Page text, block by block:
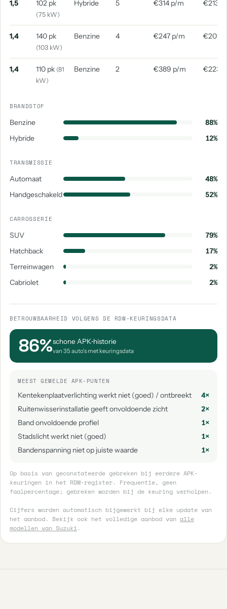
1,5 102 pk
(75 kW)
Hybride 5 €314 p/m €213
1,4 140 pk
(103 kW)
Benzine 4 €247 p/m €201
1,4 110 pk (81
kW)
Benzine 2 €389 p/m €223
BRANDSTOF
Benzine
88%
Hybride
12%
TRANSMISSIE
Automaat
48%
Handgeschakeld
52%
CARROSSERIE
SUV
79%
Hatchback
17%
Terreinwagen
2%
Cabriolet
2%
BETROUWBAARHEID VOLGENS DE RDW-KEURINGSDATA
86%schone APK‑historie
van 35 auto's met keuringsdata
MEEST GEMELDE APK-PUNTEN
Kentekenplaatverlichting werkt niet (goed) / ontbreekt
4×
Ruitenwisserinstallatie geeft onvoldoende zicht
2×
Band onvoldoende profiel
1×
Stadslicht werkt niet (goed)
1×
Bandenspanning niet op juiste waarde
1×
Op basis van geconstateerde gebreken bij eerdere APK-
keuringen in het RDW-register. Frequentie, geen
faalpercentage; gebreken worden bij de keuring verholpen.
Cijfers worden automatisch bijgewerkt bij elke update van
het aanbod. Bekijk ook het volledige aanbod van alle
modellen van Suzuki .